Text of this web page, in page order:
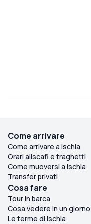
Come arrivare
Come arrivare a Ischia
Orari aliscafi e traghetti
Come muoversi a Ischia
Transfer privati
Cosa fare
Tour in barca
Cosa vedere in un giorno
Le terme di Ischia